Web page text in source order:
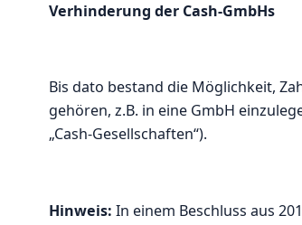
Verhinderung der Cash-GmbHs
Bis dato bestand die Möglichkeit,
gehören, z.B. in eine GmbH
„Cash-Gesellschaften“).
Hinweis: In einem Beschluss aus